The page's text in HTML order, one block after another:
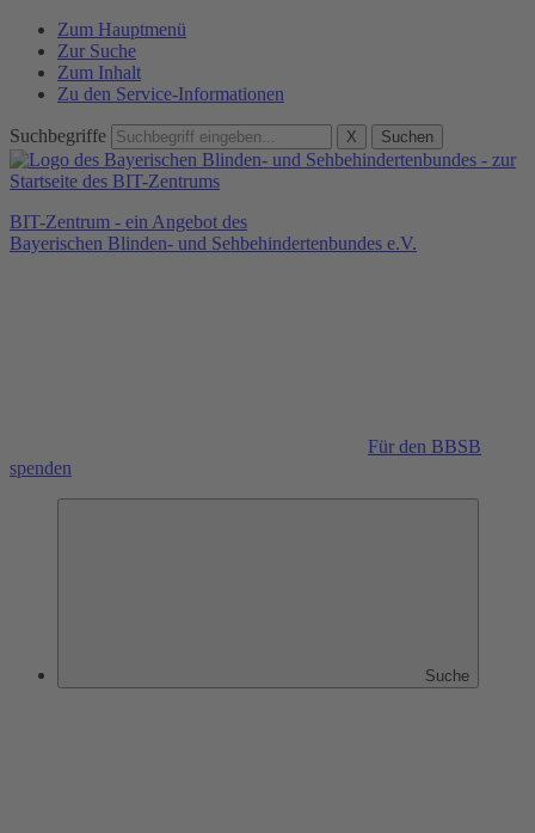
Zum Hauptmenü
Zur Suche
Zum Inhalt
Zu den Service-Informationen
Suchbegriffe X Suchen
BIT-Zentrum - ein Angebot des
Bayerischen Blinden- und Sehbehindertenbundes e.V.
Für den BBSB
spenden
Suche